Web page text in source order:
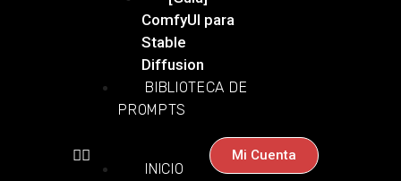
ComfyUI para
Stable
Diffusion
BIBLIOTECA DE
PROMPTS
INICIO
Mi Cuenta